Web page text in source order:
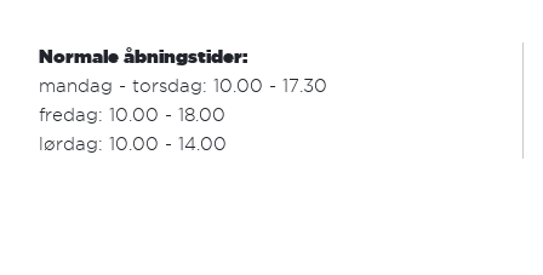
Normale åbningstider:
mandag - torsdag: 10.00 - 17.30
fredag: 10.00 - 18.00
lørdag: 10.00 - 14.00